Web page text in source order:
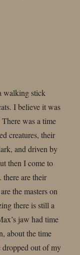
walking stick
I believe it was
was a time
creatures, their
and driven by
then I come to
there are their
the masters on
there is still a
jaw had time
about the time
out of my